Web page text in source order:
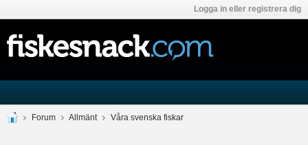
Logga in eller registrera dig
Forum Allmänt Våra svenska fiskar